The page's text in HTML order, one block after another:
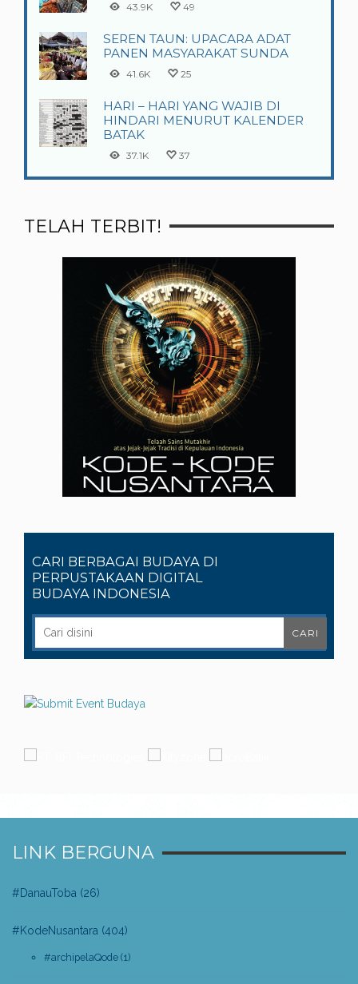
43.9K 49
SEREN TAUN: UPACARA ADAT
PANEN MASYARAKAT SUNDA
41.6K 25
HARI – HARI YANG WAJIB DI
HINDARI MENURUT KALENDER
BATAK
37.1K 37
TELAH TERBIT!
CARI BERBAGAI BUDAYA DI
PERPUSTAKAAN DIGITAL
BUDAYA INDONESIA
LINK BERGUNA
#DanauToba (26)
#KodeNusantara (404)
#archipelaQode (1)